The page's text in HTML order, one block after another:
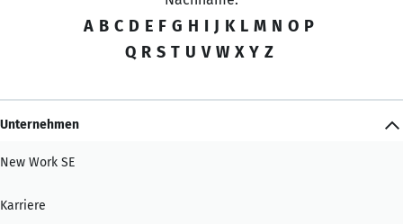
A B C D E F G H I J K L M N O P
Q R S T U V W X Y Z
Unternehmen
New Work SE
Karriere